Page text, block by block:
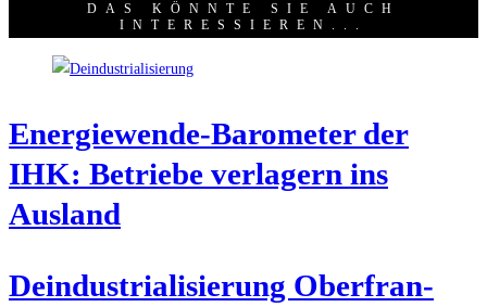
DAS KÖNNTE SIE AUCH
INTERESSIEREN...
Ener­gie­wen­de-Baro­me­ter der
IHK: Betrie­be ver­la­gern ins
Ausland
Deindus­tria­li­sie­rung Ober­fran­